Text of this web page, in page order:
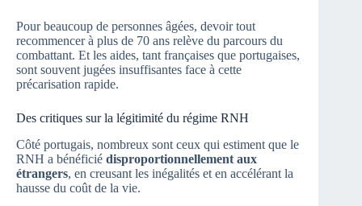
Pour beaucoup de personnes âgées, devoir tout
recommencer à plus de 70 ans relève du parcours du
combattant. Et les aides, tant françaises que portugaises,
sont souvent jugées insuffisantes face à cette
précarisation rapide.
Des critiques sur la légitimité du régime RNH
Côté portugais, nombreux sont ceux qui estiment que le
RNH a bénéficié disproportionnellement aux
étrangers, en creusant les inégalités et en accélérant la
hausse du coût de la vie.